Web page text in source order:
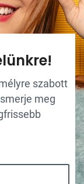
szabott
meg